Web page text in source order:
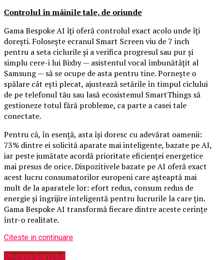
Controlul în mâinile tale, de oriunde
Gama Bespoke AI îți oferă controlul exact acolo unde îți
dorești. Folosește ecranul Smart Screen viu de 7 inch
pentru a seta ciclurile și a verifica progresul sau pur și
simplu cere-i lui Bixby — asistentul vocal îmbunătățit al
Samsung — să se ocupe de asta pentru tine. Pornește o
spălare cât ești plecat, ajustează setările în timpul ciclului
de pe telefonul tău sau lasă ecosistemul SmartThings să
gestioneze totul fără probleme, ca parte a casei tale
conectate.
Pentru că, în esență, asta își doresc cu adevărat oamenii:
73% dintre ei solicită aparate mai inteligente, bazate pe AI,
iar peste jumătate acordă prioritate eficienței energetice
mai presus de orice. Dispozitivele bazate pe AI oferă exact
acest lucru consumatorilor europeni care așteaptă mai
mult de la aparatele lor: efort redus, consum redus de
energie și îngrijire inteligentă pentru lucrurile la care țin.
Gama Bespoke AI transformă fiecare dintre aceste cerințe
într-o realitate.
Citeste in continuare
Uncategorized